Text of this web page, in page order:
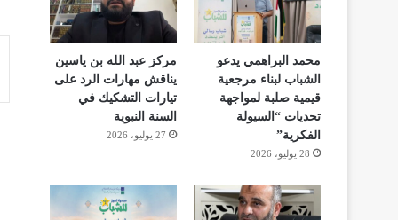
محمد البراهمي يدعو
الشباب لبناء مرجعية
قيمية صلبة لمواجهة
تحديات “السيولة
الفكرية”
28 يوليو، 2026
مركز عبد الله بن ياسين
يناقش مهارات الرد على
تيارات التشكيك في
السنة النبوية
27 يوليو، 2026